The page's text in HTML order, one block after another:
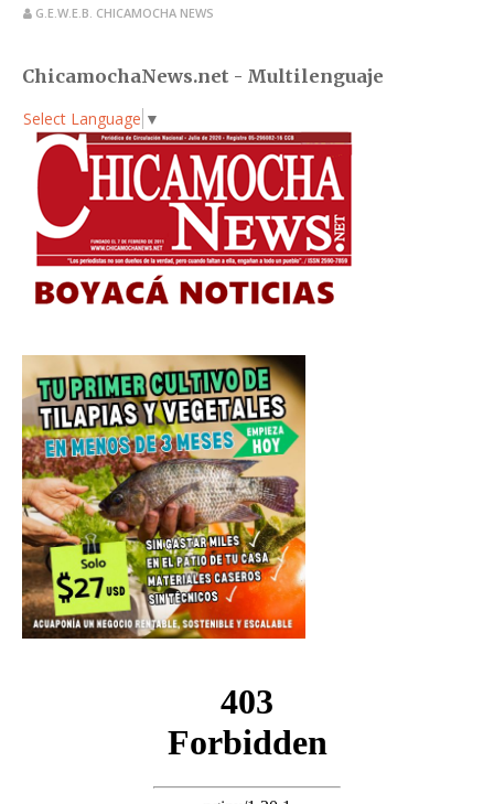
G.E.W.E.B. CHICAMOCHA NEWS
ChicamochaNews.net - Multilenguaje
Select Language ▼